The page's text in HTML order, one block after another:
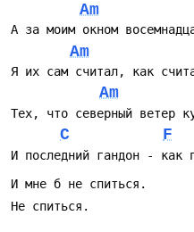
Am
Am
Am
C F